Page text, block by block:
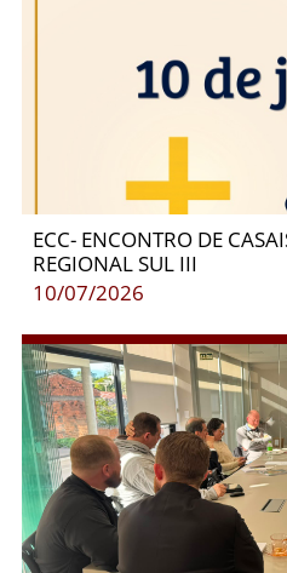
ECC- ENCONTRO DE
REGIONAL SUL III
10/07/2026